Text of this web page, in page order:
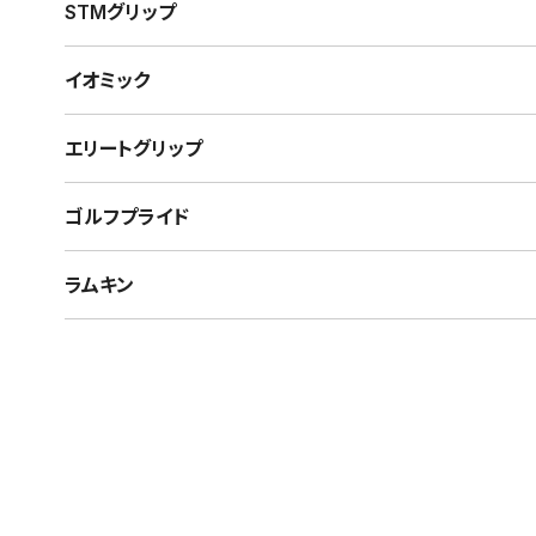
STMグリップ
イオミック
エリートグリップ
ゴルフプライド
ラムキン